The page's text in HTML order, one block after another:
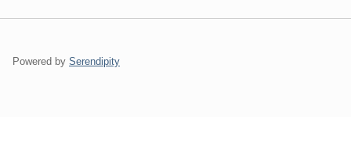
Powered by Serendipity